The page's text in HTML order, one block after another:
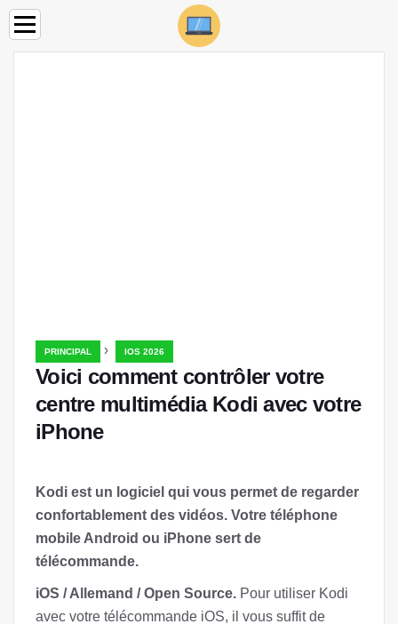
PRINCIPAL › IOS 2026
Voici comment contrôler votre
centre multimédia Kodi avec votre
iPhone
Kodi est un logiciel qui vous permet de regarder
confortablement des vidéos. Votre téléphone
mobile Android ou iPhone sert de
télécommande.
iOS / Allemand / Open Source. Pour utiliser Kodi
avec votre télécommande iOS, il vous suffit de